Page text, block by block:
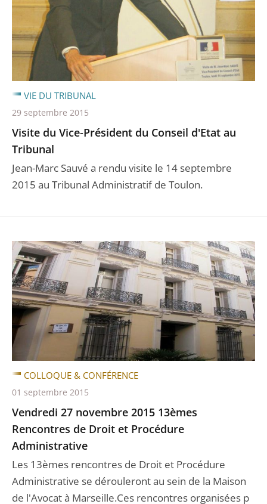
Visite du Vice-Président du Conseil d'Etat au
Tribunal
Jean-Marc Sauvé a rendu visite le 14 septembre
2015 au Tribunal Administratif de Toulon.
VIE DU TRIBUNAL
29 septembre 2015
Vendredi 27 novembre 2015 13èmes
Rencontres de Droit et Procédure
Administrative
Les 13èmes rencontres de Droit et Procédure
Administrative se dérouleront au sein de la Maison
de l'Avocat à Marseille.Ces rencontres organisées p
COLLOQUE & CONFÉRENCE
01 septembre 2015